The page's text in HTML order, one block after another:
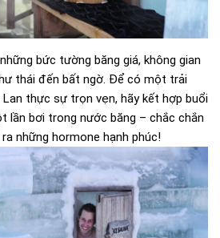
bức tường băng giá, không gian
thái đến bất ngờ. Để có một trải
thực sự trọn vẹn, hãy kết hợp buổi
lần bơi trong nước băng – chắc chắn
những hormone hạnh phúc!